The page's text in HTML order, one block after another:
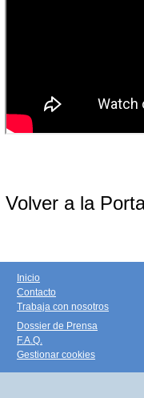
Volver a la
Inicio
Contacto
Trabaja con nosotros
Dossier de Prensa
F.A.Q.
Gestionar cookies